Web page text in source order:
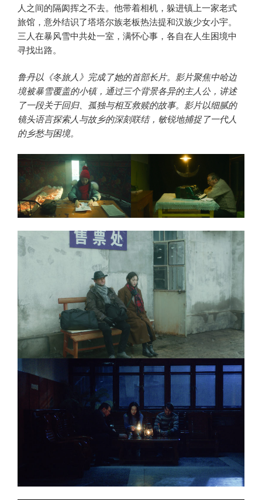
人之间的隔阂挥之不去。他带着相机，躲进镇上一家老式
旅馆，意外结识了塔塔尔族老板热法提和汉族少女小宇。
三人在暴风雪中共处一室，满怀心事，各自在人生困境中
寻找出路。
鲁丹以《冬旅人》完成了她的首部长片。影片聚焦中哈边
境被暴雪覆盖的小镇，通过三个背景各异的主人公，讲述
了一段关于回归、孤独与相互救赎的故事。影片以细腻的
镜头语言探索人与故乡的深刻联结，敏锐地捕捉了一代人
的乡愁与困境。